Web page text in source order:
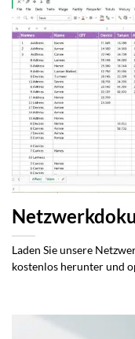
Laden Sie unsere
kostenlos herunter und